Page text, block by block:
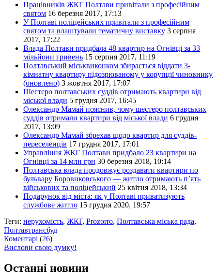
Працівників ЖКГ Полтави привітали з професійним
святом 16 березня 2017, 17:13
У Полтаві поліцейських привітали з професійним
святом та влаштували тематичну виставку 3 серпня
2017, 17:22
Влада Полтави придбала 48 квартир на Огнівці за 33
мільйони гривень 15 серпня 2017, 11:19
Полтавський міськвиконком збирається віддати 3-
кімнатну квартиру підозрюваному у корупції чиновнику
(оновлено) 3 жовтня 2017, 17:07
Шестеро полтавських суддів отримають квартири від
міської влади 5 грудня 2017, 16:45
Олександр Мамай пояснив, чому шестеро полтавських
суддів отримали квартири від міської влади 6 грудня
2017, 13:09
Олександр Мамай збрехав щодо квартир для суддів-
переселенців 17 грудня 2017, 17:01
Управління ЖКГ Полтави придбало 23 квартири на
Огнівці за 14 млн грн 30 березня 2018, 10:14
Полтавська влада продовжує роздавати квартири по
бульвару Боровиковського — житло отримають п’ять
військових та поліцейський 25 квітня 2018, 13:34
Подарунок від міста: як у Полтаві приватизують
службове житло 15 грудня 2020, 19:57
Теги: нерухомість, ЖКГ, Prozorro, Полтавська міська рада,
Полтавтрансбуд
Коментарі (26)
Вислови свою думку!
Останні новини